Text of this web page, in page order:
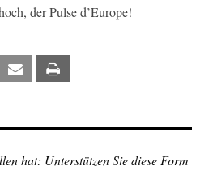
der Pulse d’Europe!
Email
hat: Unterstützen Sie diese Form